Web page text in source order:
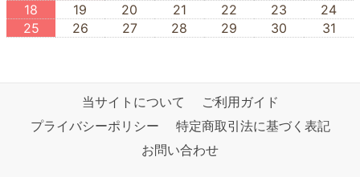
18
19 20 21 22 23
24
25
26 27 28 29 30 31
当サイトについて
ご利用ガイド
プライバシーポリシー
特定商取引法に基づく表記
お問い合わせ